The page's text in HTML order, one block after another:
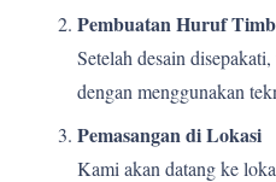
Pembuatan Huruf
Setelah desain
dengan menggunakan
Pemasangan di Lokasi
Kami akan datang ke